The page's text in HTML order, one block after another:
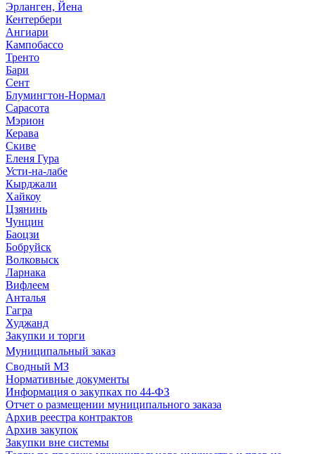
Эрланген, Йена
Кентербери
Ангиари
Кампобассо
Тренто
Бари
Сент
Блумингтон-Нормал
Сарасота
Мэрион
Керава
Скиве
Еленя Гура
Усти-на-лабе
Кырджали
Хайкоу
Цзянинь
Чунцин
Баоцзи
Бобруйск
Волковыск
Ларнака
Вифлеем
Анталья
Гагра
Худжанд
Закупки и торги
Муниципальный заказ
Сводный МЗ
Нормативные документы
Информация о закупках по 44-ФЗ
Отчет о размещении муниципального заказа
Архив реестра контрактов
Архив закупок
Закупки вне системы